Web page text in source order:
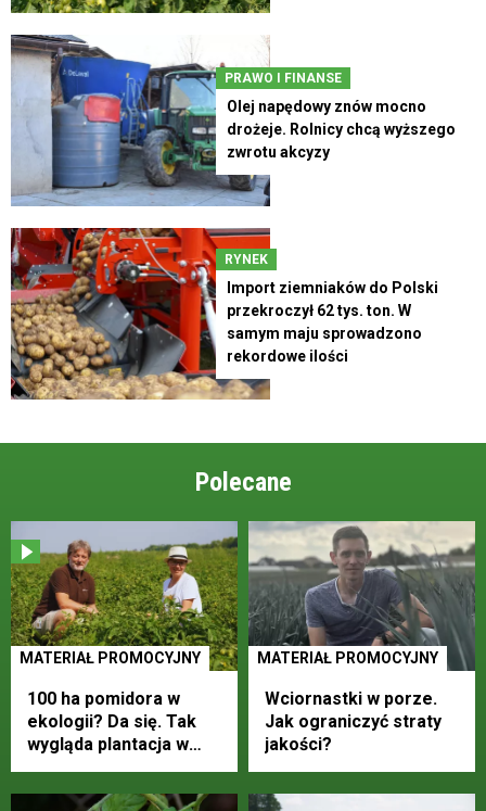
PRAWO I FINANSE
Olej napędowy znów mocno
drożeje. Rolnicy chcą wyższego
zwrotu akcyzy
RYNEK
Import ziemniaków do Polski
przekroczył 62 tys. ton. W
samym maju sprowadzono
rekordowe ilości
Polecane
MATERIAŁ PROMOCYJNY
100 ha pomidora w
ekologii? Da się. Tak
wygląda plantacja w
Kaleniu
MATERIAŁ PROMOCYJNY
Wciornastki w porze.
Jak ograniczyć straty
jakości?